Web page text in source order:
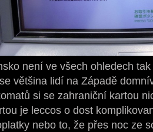
není ve všech ohledech
se většina lidí na Západě
si se zahraniční kartou
je leccos o dost
nebo to, že přes noc ze